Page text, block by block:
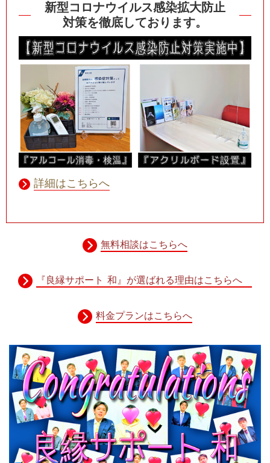
新型コロナウイルス感染拡大防止
対策を徹底しております。
詳細はこちらへ
無料相談はこちらへ
『良縁サポート 和』が選ばれる理由はこちらへ
料金プランはこちらへ